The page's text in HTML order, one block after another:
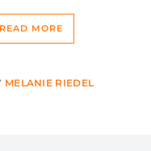
READ MORE
MELANIE RIEDEL